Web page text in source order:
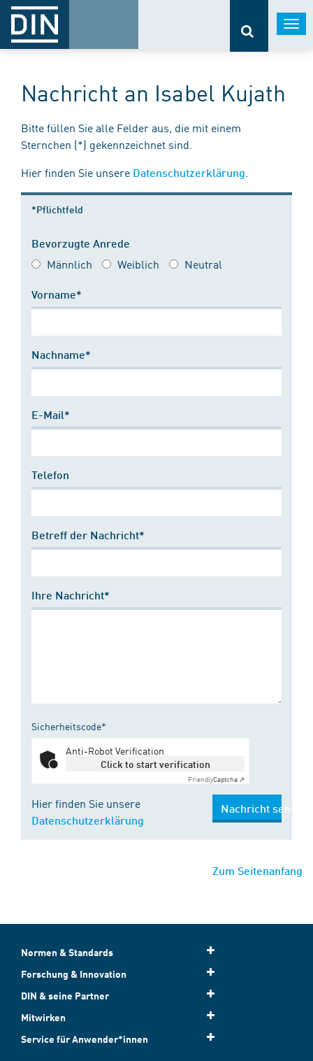
Nachricht an Isabel Kujath
Bitte füllen Sie alle Felder aus, die mit einem
Sternchen (*) gekennzeichnet sind.
Hier finden Sie unsere Datenschutzerklärung
*Pflichtfeld
Bevorzugte Anrede
Männlich Weiblich Neutral
Vorname*
Nachname*
E-Mail*
Telefon
Betreff der Nachricht*
Ihre Nachricht*
Sicherheitscode*
Anti-Robot Verification
Click to start verification
FriendlyCaptcha ⇗
Hier finden Sie unsere
Datenschutzerklärung
Nachricht senden
Zum Seitenanfang
Normen & Standards
Forschung & Innovation
DIN & seine Partner
Mitwirken
Service für Anwender*innen